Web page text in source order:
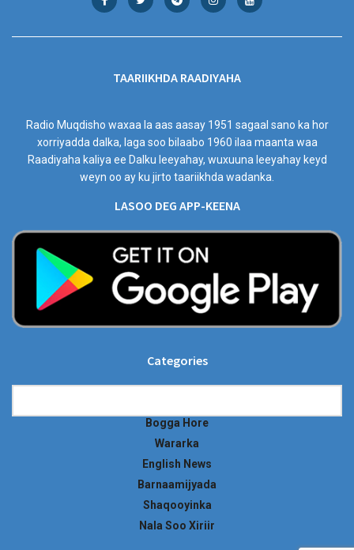
TAARIIKHDA RAADIYAHA
Radio Muqdisho waxaa la aas aasay 1951 sagaal sano ka hor
xorriyadda dalka, laga soo bilaabo 1960 ilaa maanta waa
Raadiyaha kaliya ee Dalku leeyahay, wuxuuna leeyahay keyd
weyn oo ay ku jirto taariikhda wadanka.
LASOO DEG APP-KEENA
Categories
Bogga Hore
Wararka
English News
Barnaamijyada
Shaqooyinka
Nala Soo Xiriir